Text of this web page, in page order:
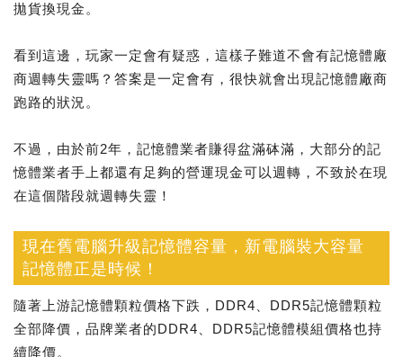
拋貨換現金。
看到這邊，玩家一定會有疑惑，這樣子難道不會有記憶體廠
商週轉失靈嗎？答案是一定會有，很快就會出現記憶體廠商
跑路的狀況。
不過，由於前2年，記憶體業者賺得盆滿砵滿，大部分的記
憶體業者手上都還有足夠的營運現金可以週轉，不致於在現
在這個階段就週轉失靈！
現在舊電腦升級記憶體容量，新電腦裝大容量
記憶體正是時候！
隨著上游記憶體顆粒價格下跌，DDR4、DDR5記憶體顆粒
全部降價，品牌業者的DDR4、DDR5記憶體模組價格也持
續降價。